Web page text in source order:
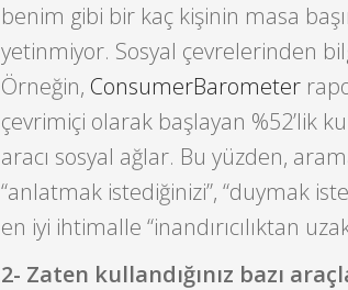
benim gibi bir kaç kişinin masa
yetinmiyor. Sosyal çevrelerinden
Örneğin, ConsumerBarometer
çevrimiçi olarak başlayan %52’lik
aracı sosyal ağlar. Bu yüzden,
“anlatmak istediğinizi”, “duymak
en iyi ihtimalle “inandırıcılıktan
2- Zaten kullandığınız bazı